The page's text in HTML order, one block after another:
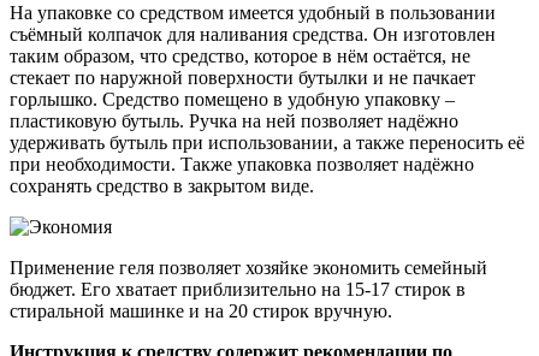
На упаковке со средством имеется удобный в пользовании
съёмный колпачок для наливания средства. Он изготовлен
таким образом, что средство, которое в нём остаётся, не
стекает по наружной поверхности бутылки и не пачкает
горлышко. Средство помещено в удобную упаковку –
пластиковую бутыль. Ручка на ней позволяет надёжно
удерживать бутыль при использовании, а также переносить её
при необходимости. Также упаковка позволяет надёжно
сохранять средство в закрытом виде.
Применение геля позволяет хозяйке экономить семейный
бюджет. Его хватает приблизительно на 15-17 стирок в
стиральной машинке и на 20 стирок вручную.
Инструкция к средству содержит рекомендации по